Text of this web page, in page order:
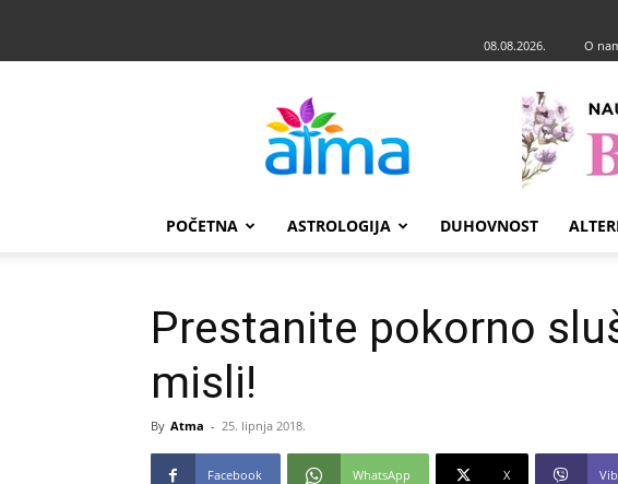
08.08.2026. O
POČETNA ASTROLOGIJA DUHOVNOST
Prestanite pokorno
misli!
By Atma - 25. lipnja 2018.
Facebook WhatsApp X